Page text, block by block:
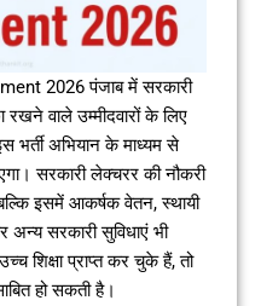
2026 पंजाब में सरकारी
रखने वाले उम्मीदवारों के लिए
अभियान के माध्यम से
सरकारी लेक्चरर की नौकरी
इसमें आकर्षक वेतन, स्थायी
सरकारी सुविधाएं भी
शिक्षा प्राप्त कर चुके हैं, तो
हो सकती है।